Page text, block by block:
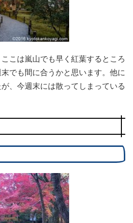
こは嵐山でも早く紅葉するところ
でも間に合うかと思います。他に
、今週末には散ってしまっている